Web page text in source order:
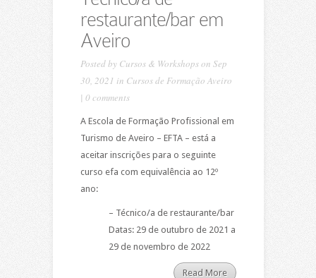
restaurante/bar em
Aveiro
Posted by Cursos & Workshopson Sep
30, 2021 in Cursos de Formação Aveiro
| 0 comments
A Escola de Formação Profissional em
Turismo de Aveiro – EFTA – está a
aceitar inscrições para o seguinte
curso efa com equivalência ao 12º
ano:
– Técnico/a de restaurante/bar
Datas: 29 de outubro de 2021 a
29 de novembro de 2022
Read More